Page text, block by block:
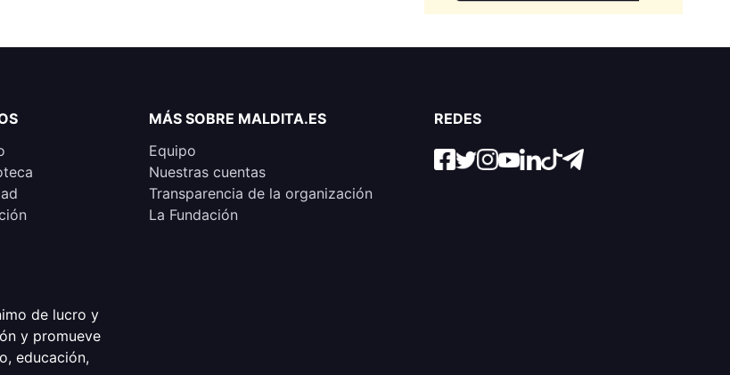
MÁS SOBRE MALDITA.ES
Equipo
Nuestras cuentas
Transparencia de la organización
La Fundación
REDES
de lucro y
y promueve
educación,